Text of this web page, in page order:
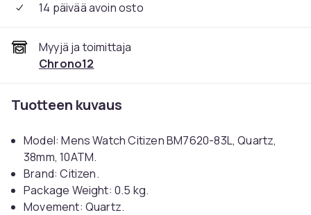
14 päivää avoin osto
Myyjä ja toimittaja
Chrono12
Tuotteen kuvaus
Model: Mens Watch Citizen BM7620-83L, Quartz,
38mm, 10ATM.
Brand: Citizen.
Package Weight: 0.5 kg.
Movement: Quartz.